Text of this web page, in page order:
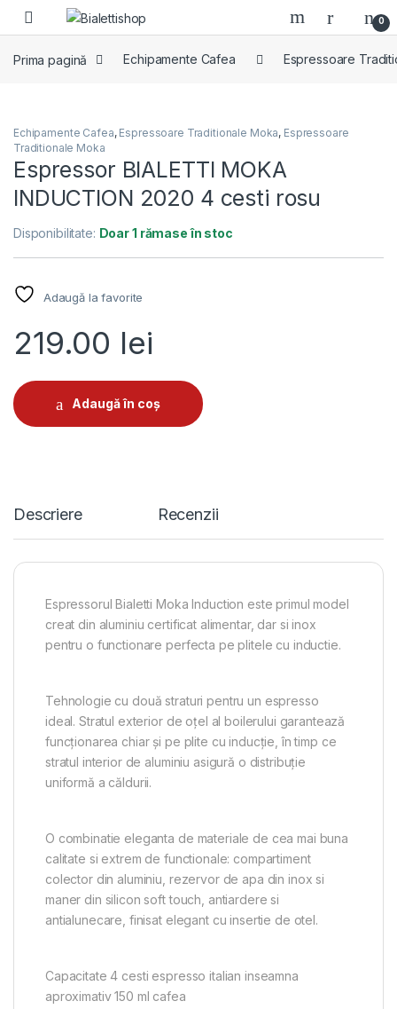
Skip to navigation
Skip to content
0
Prima pagină Echipamente Cafea Espressoare
Echipamente Cafea, Espressoare Traditionale Moka, Espressoare
Traditionale Moka
Espressor BIALETTI MOKA
INDUCTION 2020 4 cesti rosu
Disponibilitate: Doar 1 rămase în stoc
Adaugă la favorite
219.00 lei
Adaugă în coș
Descriere Recenzii
Espressorul Bialetti Moka Induction este primul model
creat din aluminiu certificat alimentar, dar si inox
pentru o functionare perfecta pe plitele cu inductie.
Tehnologie cu două straturi pentru un espresso
ideal. Stratul exterior de oțel al boilerului garantează
funcționarea chiar și pe plite cu inducție, în timp ce
stratul interior de aluminiu asigură o distribuție
uniformă a căldurii.
O combinatie eleganta de materiale de cea mai buna
calitate si extrem de functionale: compartiment
colector din aluminiu, rezervor de apa din inox si
maner din silicon soft touch, antiardere si
antialunecare, finisat elegant cu insertie de otel.
Capacitate 4 cesti espresso italian inseamna
aproximativ 150 ml cafea